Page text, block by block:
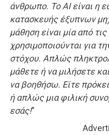
άνθρωπο. Το AI είναι η
κατασκευής έξυπνων
μάθηση είναι μία από
χρησιμοποιούνται για
στόχου. Απλώς
μάθετε ή να μιλήσετε
να βοηθήσω. Είτε
ή απλώς μια φιλική
εσάς!”